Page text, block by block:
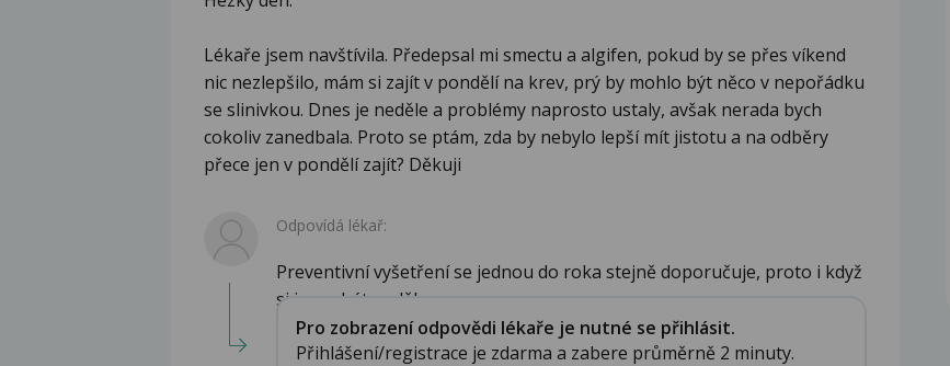
Lékaře jsem navštívila. Předepsal mi smectu a algifen, pokud by se přes víkend
nic nezlepšilo, mám si zajít v pondělí na krev, prý by mohlo být něco v nepořádku
se slinivkou. Dnes je neděle a problémy naprosto ustaly, avšak nerada bych
cokoliv zanedbala. Proto se ptám, zda by nebylo lepší mít jistotu a na odběry
přece jen v pondělí zajít? Děkuji
Odpovídá lékař:
Preventivní vyšetření se jednou do roka stejně doporučuje, proto i když
si je necháte uděla...
Pro zobrazení odpovědi lékaře je nutné se přihlásit.
Přihlášení/registrace je zdarma a zabere průměrně 2 minuty.